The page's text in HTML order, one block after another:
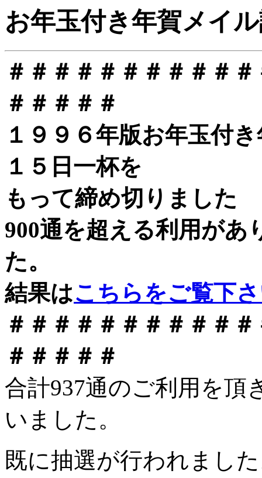
お年玉付き年賀メイ
＃＃＃＃＃＃＃＃＃＃
＃＃＃＃＃
１９９６年版お年玉付
１５日一杯を
もって締め切りました
900通を超える利用があ
た。
結果はこちらをご覧下
＃＃＃＃＃＃＃＃＃＃
＃＃＃＃＃
合計937通のご利用を頂
いました。
既に抽選が行われまし